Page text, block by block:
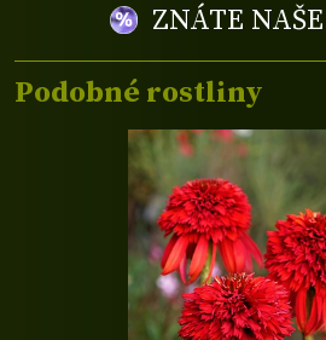
ZNÁTE NAŠE
Podobné rostliny